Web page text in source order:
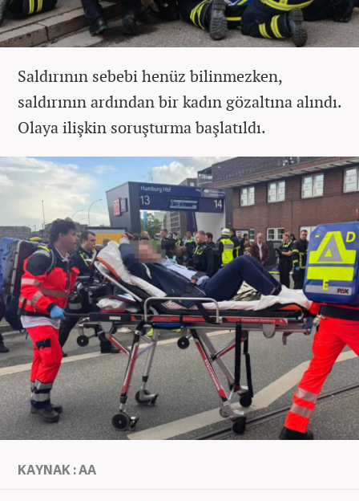
Saldırının sebebi henüz bilinmezken,
saldırının ardından bir kadın gözaltına alındı.
Olaya ilişkin soruşturma başlatıldı.
KAYNAK : AA